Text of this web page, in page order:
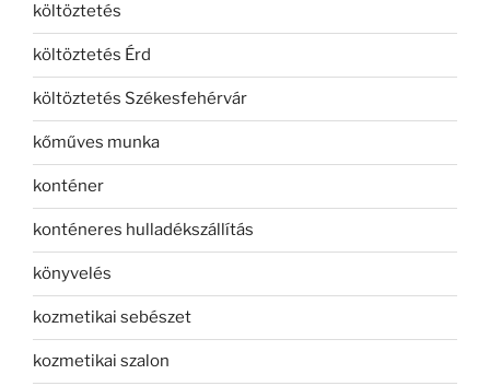
költöztetés
költöztetés Érd
költöztetés Székesfehérvár
kőműves munka
konténer
konténeres hulladékszállítás
könyvelés
kozmetikai sebészet
kozmetikai szalon